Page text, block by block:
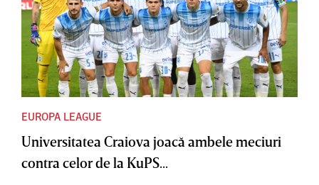
EUROPA LEAGUE
Universitatea Craiova joacă ambele meciuri
contra celor de la KuPS...